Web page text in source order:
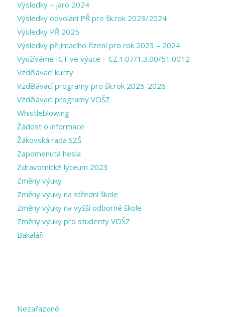
Výsledky – jaro 2024
Výsledky odvolání PŘ pro šk.rok 2023/2024
Výsledky PŘ 2025
Výsledky přijímacího řízení pro rok 2023 – 2024
Využíváme ICT ve výuce – CZ.1.07/1.3.00/51.0012
Vzdělávací kurzy
Vzdělávací programy pro šk.rok 2025-2026
Vzdělávací programy VOŠZ
Whistleblowing
Žádost o informace
Žákovská rada SZŠ
Zapomenutá hesla
Zdravotnické lyceum 2023
Změny výuky
Změny výuky na střední škole
Změny výuky na vyšší odborné škole
Změny výuky pro studenty VOŠZ
Bakaláři
Nezařazené